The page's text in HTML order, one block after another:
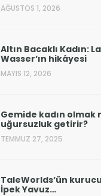
AĞUSTOS 1, 2026
Altın Bacaklı Kadın:
Wasser’ın hikâyesi
MAYIS 12, 2026
Gemide kadın olmak
uğursuzluk getirir?
TEMMUZ 27, 2025
TaleWorlds’ün
İpek Yavuz…